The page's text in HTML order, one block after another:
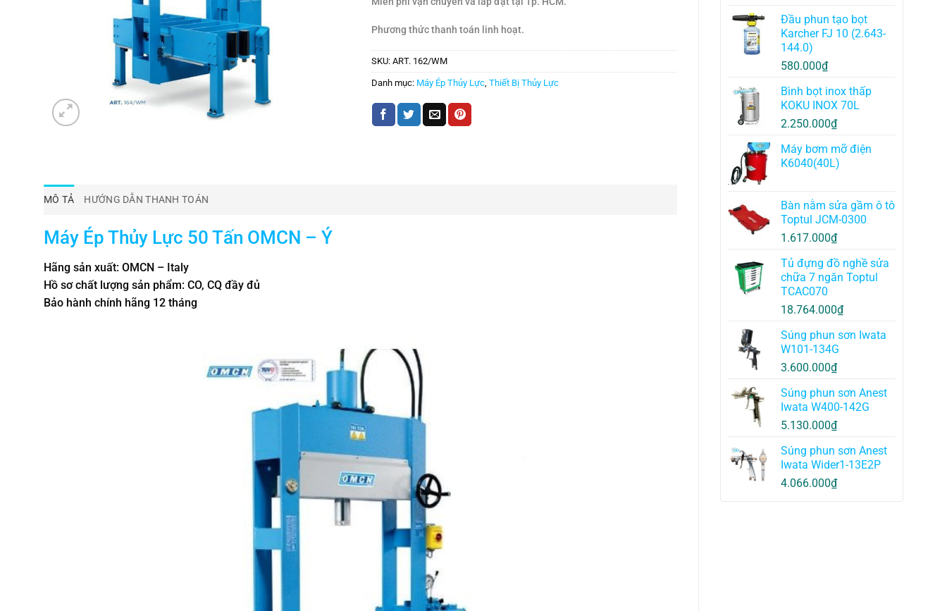
Đầu phun tạo bọt
Karcher FJ 10 (2.643-
144.0)
580.000₫
Bình bọt inox thấp
KOKU INOX 70L
2.250.000₫
Máy bơm mỡ điện
K6040(40L)
Bàn nằm sửa gầm ô tô
Toptul JCM-0300
1.617.000₫
Tủ đựng đồ nghề sửa
chữa 7 ngăn Toptul
TCAC070
18.764.000₫
Súng phun sơn Iwata
W101-134G
3.600.000₫
Súng phun sơn Anest
Iwata W400-142G
5.130.000₫
Súng phun sơn Anest
Iwata Wider1-13E2P
4.066.000₫
Phương thức thanh toán linh hoạt.
SKU: ART. 162/WM
Danh mục: Máy Ép Thủy Lực, Thiết Bị Thủy Lực
MÔ TẢ HƯỚNG DẪN THANH TOÁN
Máy Ép Thủy Lực 50 Tấn OMCN – Ý
Hãng sản xuất: OMCN – Italy
Hồ sơ chất lượng sản phẩm: CO, CQ đầy đủ
Bảo hành chính hãng 12 tháng